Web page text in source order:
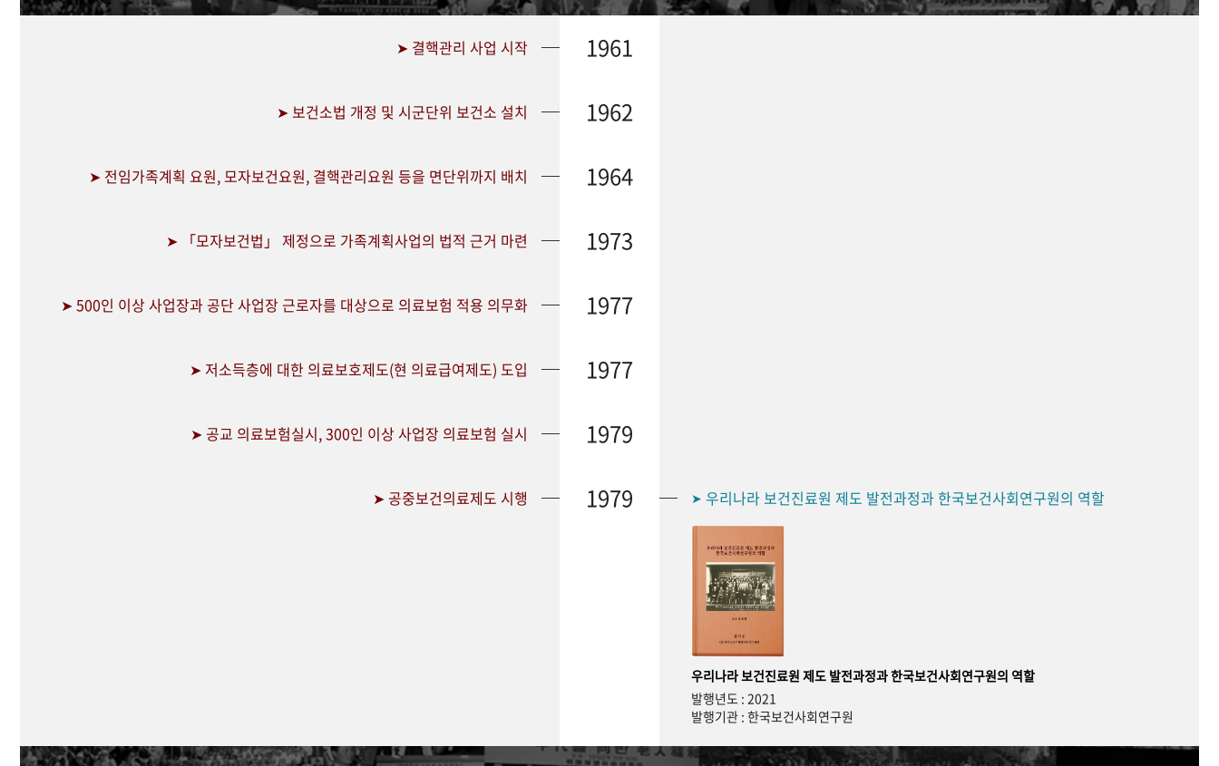
➤ 결핵관리 사업 시작 1961
➤ 보건소법 개정 및 시군단위 보건소 설치 1962
➤ 전임가족계획 요원, 모자보건요원, 결핵관리요원 등을 면단위까지 배치 1964
➤ 「모자보건법」 제정으로 가족계획사업의 법적 근거 마련 1973
➤ 500인 이상 사업장과 공단 사업장 근로자를 대상으로 의료보험 적용 의무화 1977
➤ 저소득층에 대한 의료보호제도(현 의료급여제도) 도입 1977
➤ 공교 의료보험실시, 300인 이상 사업장 의료보험 실시 1979
➤ 공중보건의료제도 시행 1979 ➤ 우리나라 보건진료원 제도 발전과정과 한국보건사회연구원의 역할
우리나라 보건진료원 제도 발전과정과 한국보건사회연구원의 역할
발행년도 : 2021
발행기관 : 한국보건사회연구원